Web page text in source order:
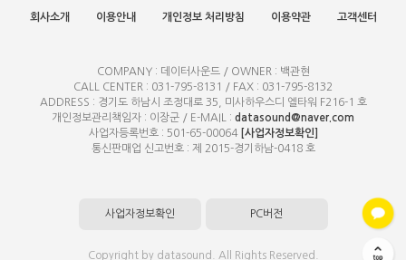
회사소개 이용안내 개인정보 처리방침 이용약관 고객센터
COMPANY : 데이터사운드 / OWNER : 백관현
CALL CENTER : 031-795-8131 / FAX : 031-795-8132
ADDRESS : 경기도 하남시 조정대로 35, 미사하우스디 엘타워 F216-1 호
개인정보관리책임자 : 이장군 / E-MAIL : datasound@naver.com
사업자등록번호 : 501-65-00064 [사업자정보확인]
통신판매업 신고번호 : 제 2015-경기하남-0418 호
사업자정보확인 PC버전
Copyright by datasound. All Rights Reserved.